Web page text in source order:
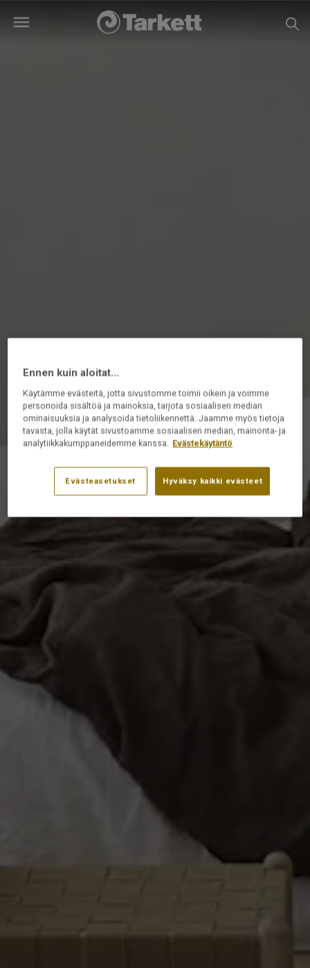
Ennen kuin aloitat...
Käytämme evästeitä, jotta sivustomme toimii oikein ja voimme
personoida sisältöä ja mainoksia, tarjota sosiaalisen median
ominaisuuksia ja analysoida tietoliikennettä. Jaamme myös tietoja
tavasta, jolla käytät sivustoamme sosiaalisen median, mainonta- ja
analytiikkakumppaneidemme kanssa. Evästekäytäntö
Evästeasetukset Hyväksy kaikki evästeet